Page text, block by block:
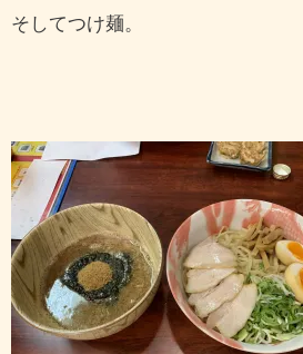
そしてつけ麺。